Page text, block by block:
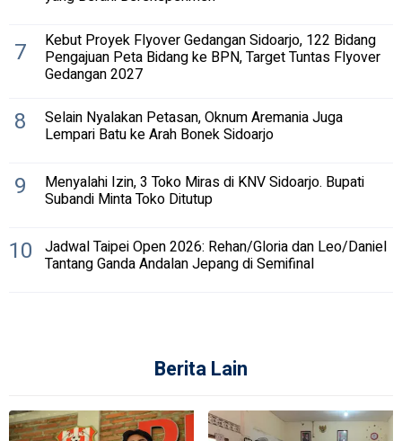
7 Kebut Proyek Flyover Gedangan Sidoarjo, 122 Bidang
Pengajuan Peta Bidang ke BPN, Target Tuntas Flyover
Gedangan 2027
8 Selain Nyalakan Petasan, Oknum Aremania Juga
Lempari Batu ke Arah Bonek Sidoarjo
9 Menyalahi Izin, 3 Toko Miras di KNV Sidoarjo. Bupati
Subandi Minta Toko Ditutup
10 Jadwal Taipei Open 2026: Rehan/Gloria dan Leo/Daniel
Tantang Ganda Andalan Jepang di Semifinal
Berita Lain